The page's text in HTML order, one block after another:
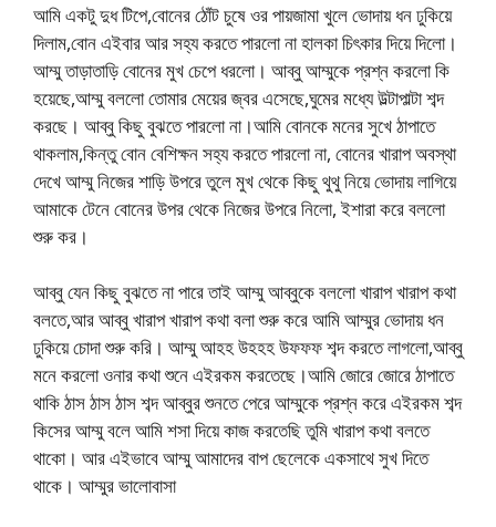
আমি একটু দুধ টিপে,বোনের ঠোঁট চুষে ওর পায়জামা খুলে ভোদায় ধন ঢুকিয়ে
দিলাম,বোন এইবার আর সহ্য করতে পারলো না হালকা চিৎকার দিয়ে দিলো।
আম্মু তাড়াতাড়ি বোনের মুখ চেপে ধরলো। আব্বু আম্মুকে প্রশ্ন করলো কি
হয়েছে,আম্মু বললো তোমার মেয়ের জ্বর এসেছে,ঘুমের মধ্যে উল্টাপাল্টা শব্দ
করছে। আব্বু কিছু বুঝতে পারলো না।আমি বোনকে মনের সুখে ঠাপাতে
থাকলাম,কিন্তু বোন বেশিক্ষন সহ্য করতে পারলো না, বোনের খারাপ অবস্থা
দেখে আম্মু নিজের শাড়ি উপরে তুলে মুখ থেকে কিছু থুথু নিয়ে ভোদায় লাগিয়ে
আমাকে টেনে বোনের উপর থেকে নিজের উপরে নিলো, ইশারা করে বললো
শুরু কর।
আব্বু যেন কিছু বুঝতে না পারে তাই আম্মু আব্বুকে বললো খারাপ খারাপ কথা
বলতে,আর আব্বু খারাপ খারাপ কথা বলা শুরু করে আমি আম্মুর ভোদায় ধন
ঢুকিয়ে চোদা শুরু করি। আম্মু আহহ উহহহ উফফফ শব্দ করতে লাগলো,আব্বু
মনে করলো ওনার কথা শুনে এইরকম করতেছে।আমি জোরে জোরে ঠাপাতে
থাকি ঠাস ঠাস ঠাস শব্দ আব্বুর শুনতে পেরে আম্মুকে প্রশ্ন করে এইরকম শব্দ
কিসের আম্মু বলে আমি শসা দিয়ে কাজ করতেছি তুমি খারাপ কথা বলতে
থাকো। আর এইভাবে আম্মু আমাদের বাপ ছেলেকে একসাথে সুখ দিতে
থাকে। ​​আম্মুর ভালোবাসা